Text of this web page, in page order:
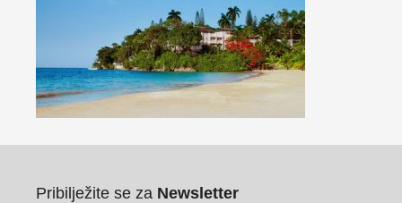
Pribilježite se za Newsletter